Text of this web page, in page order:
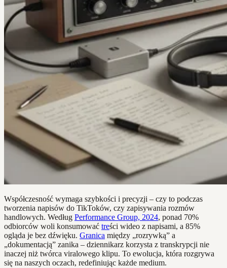
Współczesność wymaga szybkości i precyzji – czy to podczas
tworzenia napisów do TikToków, czy zapisywania rozmów
handlowych. Według Performance Group, 2024, ponad 70%
odbiorców woli konsumować treści wideo z napisami, a 85%
ogląda je bez dźwięku. Granica między „rozrywką” a
„dokumentacją” zanika – dziennikarz korzysta z transkrypcji nie
inaczej niż twórca viralowego klipu. To ewolucja, która rozgrywa
się na naszych oczach, redefiniując każde medium.